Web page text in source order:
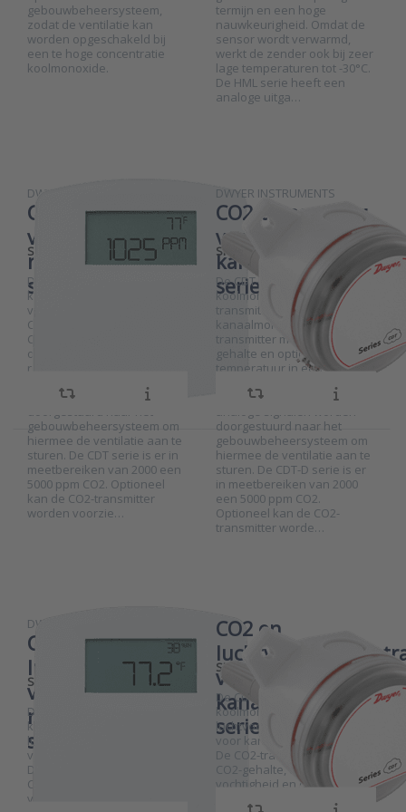
gebouwbeheersysteem,
zodat de ventilatie kan
worden opgeschakeld bij
een te hoge concentratie
koolmonoxide.
termijn en een hoge
nauwkeurigheid. Omdat de
sensor wordt verwarmd,
werkt de zender ook bij zeer
lage temperaturen tot -30°C.
De HML serie heeft een
analoge uitga…
DWYER INSTRUMENTS
CO2-transmitter
voor
ruimtemontage
serie CDT-E
SKU
De CDT-E serie is een
kooldioxide (CO2) transmitter
voor ruimtemontage. De
CO2-transmitter meet het
CO2-gehalte en optioneel
ook de temperatuur in de
ruimte. De meetwaardes
signalen worden
doorgestuurd naar het
gebouwbeheersysteem om
hiermee de ventilatie aan te
sturen. De CDT serie is er in
meetbereiken van 2000 een
5000 ppm CO2. Optioneel
kan de CO2-transmitter
worden voorzie…
Press ENTER
for more
options to
CO2-
DWYER INSTRUMENTS
CO2-transmitter
voor
kanaalmontage
serie CDT-D
SKU
De CDT-D serie is een
koolmonoxide (CO2)
transmitter voor
kanaalmontage. De CO2-
transmitter meet het CO2-
gehalte en optioneel ook de
temperatuur in een
meetwaardes kunnen met
analoge signalen worden
doorgestuurd naar het
gebouwbeheersysteem om
hiermee de ventilatie aan te
sturen. De CDT-D serie is er
in meetbereiken van 2000
een 5000 ppm CO2.
Optioneel kan de CO2-
transmitter worde…
Press ENTER
for more
options to
CO2-
transmitter
voor
DWYER INSTRUMENTS
CO2 en
luchtvochtigheidstransmitter
voor
ruimtemontage
serie CDTR-E
SKU
De CDTR-E serie is een
kooldioxide (CO2) en
luchtvochtigheid transmitter
voor ruimtemontage in één.
De CO2-transmitter meet het
CO2-gehalte, de relatieve
vochtigheid en optioneel ook
Press ENTER for more
options to CO2 en
luchtvochtigheidstransmitter
voor ruimtemontage serie
CDTR-E
CO2 en
voor
kanaalmontage
serie CDTR-D
SKU
De CDTR-D serie is een
koolmonoxide (CO2) en
luchtvochtigheid transmitter
voor kanaalmontage in één.
De CO2-transmitter meet het
CO2-gehalte, de relatieve
vochtigheid en optioneel ook
Press ENTER for more
options to CO2 en
luchtvochtigheidstransmitter
voor kanaalmontage serie
CDTR-D